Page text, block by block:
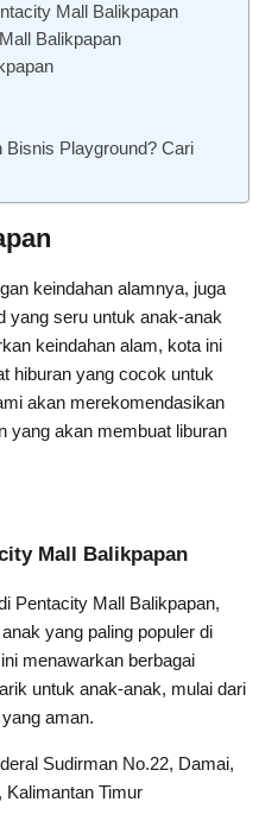
Mall Balikpapan
Balikpapan
Bisnis Playground? Cari
keindahan alamnya, juga
yang seru untuk anak-anak
keindahan alam, kota ini
hiburan yang cocok untuk
akan merekomendasikan
yang akan membuat liburan
Mall Balikpapan
Pentacity Mall Balikpapan,
yang paling populer di
menawarkan berbagai
untuk anak-anak, mulai dari
aman.
Sudirman No.22, Damai,
Kalimantan Timur